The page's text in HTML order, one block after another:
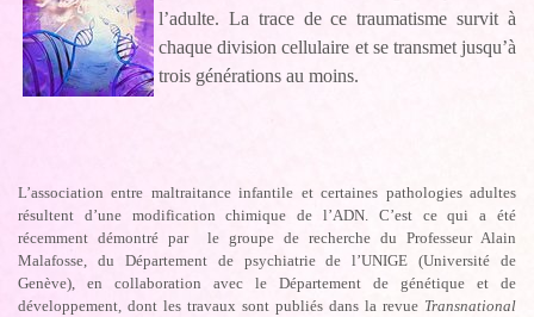
l’adulte. La trace de ce traumatisme survit à
chaque division cellulaire et se transmet jusqu’à
trois générations au moins.
L’association entre maltraitance infantile et certaines pathologies adultes
résultent d’une modification chimique de l’ADN. C’est ce qui a été
récemment démontré par le groupe de recherche du Professeur Alain
Malafosse, du Département de psychiatrie de l’UNIGE (Université de
Genève), en collaboration avec le Département de génétique et de
développement, dont les travaux sont publiés dans la revue Transnational